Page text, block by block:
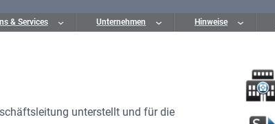
& Services Unternehmen Hinweise
unterstellt und für die